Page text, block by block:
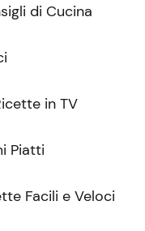
di Cucina
in TV
Piatti
Facili e Veloci